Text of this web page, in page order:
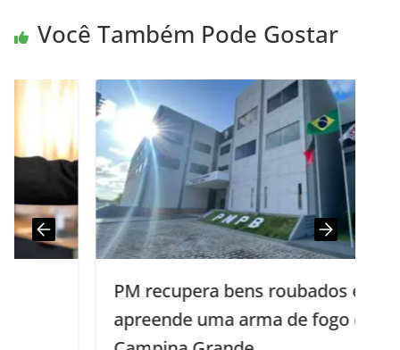
Você Também Pode Gostar
PM recupera bens roubados e
apreende uma arma de fogo em